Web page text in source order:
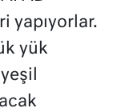
yapıyorlar.
yük